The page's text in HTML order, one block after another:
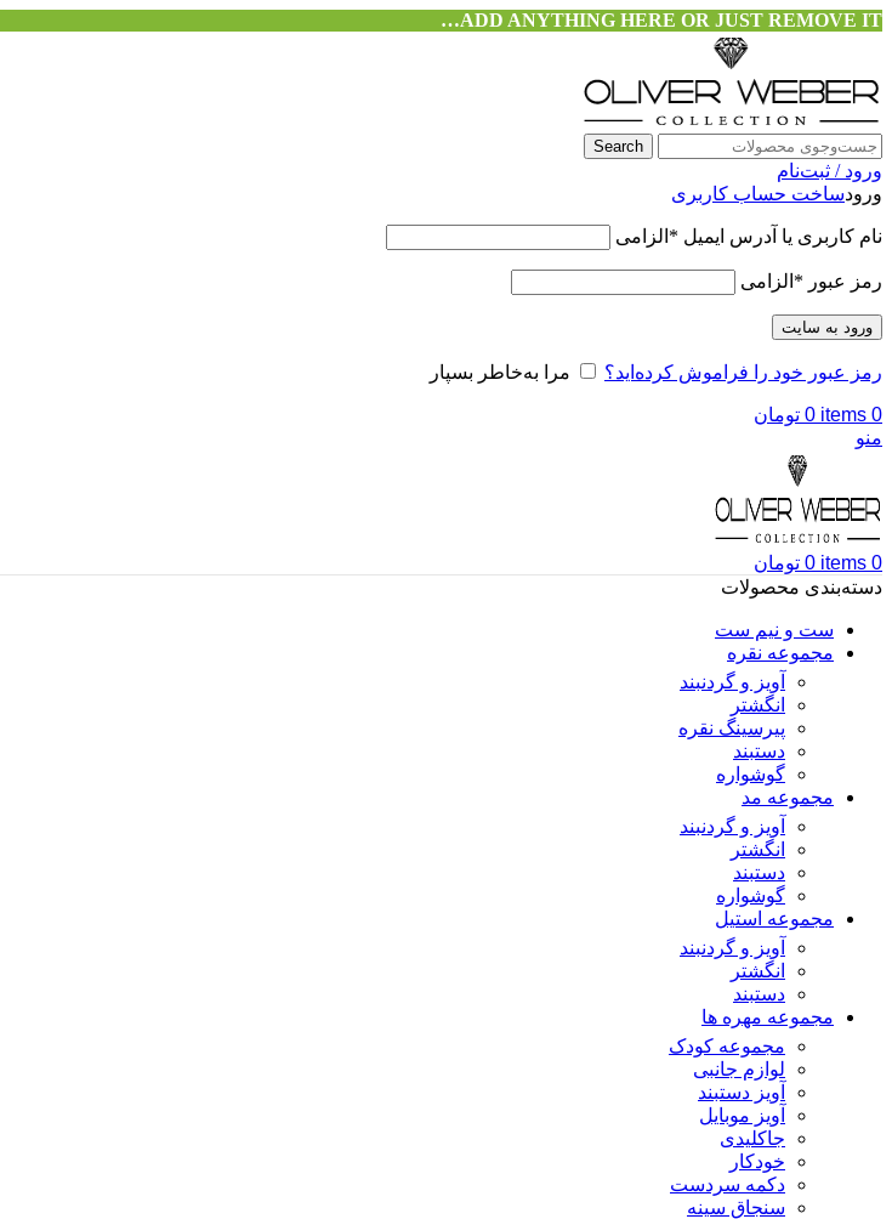
ADD ANYTHING HERE OR JUST REMOVE IT…
Search
ورود / ثبت‌نام
ورودساخت حساب کاربری
نام کاربری یا آدرس ایمیل * الزامی
رمز عبور * الزامی
ورود به سایت
رمز عبور خود را فراموش کرده‌اید؟ مرا به‌خاطر بسپار
0
items
0 تومان
منو
0
items
0 تومان
دسته‌بندی محصولات
ست و نیم ست
مجموعه نقره
آویز و گردنبند
انگشتر
پیرسینگ نقره
دستبند
گوشواره
مجموعه مد
آویز و گردنبند
انگشتر
دستبند
گوشواره
مجموعه استیل
آویز و گردنبند
انگشتر
دستبند
مجموعه مهره ها
مجموعه کودک
لوازم جانبی
آویز دستبند
آویز موبایل
جاکلیدی
خودکار
دکمه سردست
سنجاق سینه